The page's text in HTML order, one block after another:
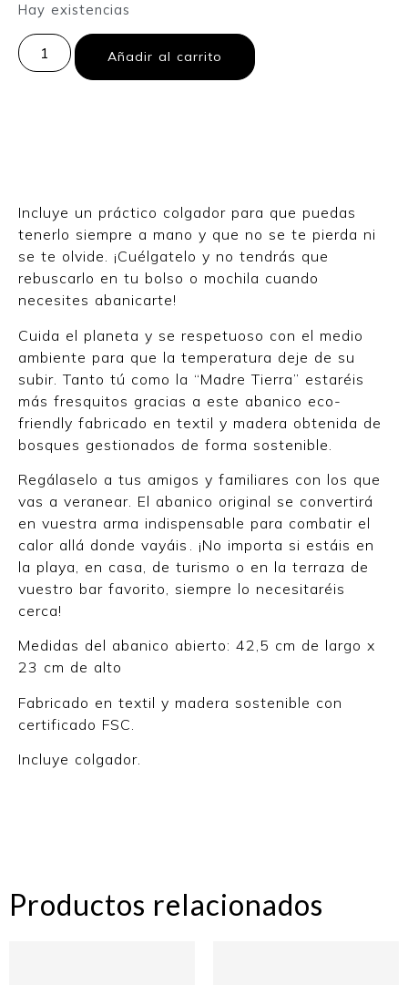
Hay existencias
Añadir al carrito
Incluye un práctico colgador para que puedas
tenerlo siempre a mano y que no se te pierda ni
se te olvide. ¡Cuélgatelo y no tendrás que
rebuscarlo en tu bolso o mochila cuando
necesites abanicarte!
Cuida el planeta y se respetuoso con el medio
ambiente para que la temperatura deje de su
subir. Tanto tú como la “Madre Tierra” estaréis
más fresquitos gracias a este abanico eco-
friendly fabricado en textil y madera obtenida de
bosques gestionados de forma sostenible.
Regálaselo a tus amigos y familiares con los que
vas a veranear. El abanico original se convertirá
en vuestra arma indispensable para combatir el
calor allá donde vayáis . ¡No importa si estáis en
la playa, en casa, de turismo o en la terraza de
vuestro bar favorito, siempre lo necesitaréis
cerca!
Medidas del abanico abierto: 42,5 cm de largo x
23 cm de alto
Fabricado en textil y madera sostenible con
certificado FSC.
Incluye colgador.
Productos relacionados